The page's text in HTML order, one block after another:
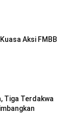
Aksi FMBB
Tiga Terdakwa